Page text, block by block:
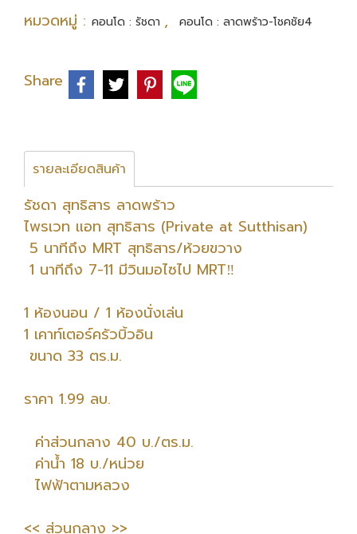
หมวดหมู่ : คอนโด : รัชดา , คอนโด : ลาดพร้าว-โชคชัย4
Share
รายละเอียดสินค้า
รัชดา สุทธิสาร ลาดพร้าว
ไพรเวท แอท สุทธิ​สาร (Private at Sutthisan)
5 นาทีถึง MRT สุทธิสาร/ห้วยขวาง
1 นาทีถึง 7-11 มีวินมอไซไป MRT‼️
1 ห้องนอน / 1 ห้องนั่งเล่น
1 เคาท์เตอร์ครัวบิ้วอิน
ขนาด 33 ตร.ม.
ราคา 1.99 ลบ.
ค่าส่วนกลาง 40 บ./ตร.ม.
ค่าน้ำ 18 บ./หน่วย
ไฟฟ้าตามหลวง
<< ส่วนกลาง >>